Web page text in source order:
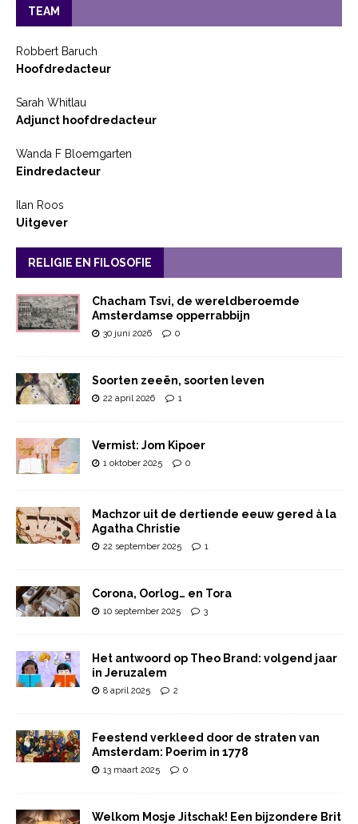
TEAM
Robbert Baruch
Hoofdredacteur
Sarah Whitlau
Adjunct hoofdredacteur
Wanda F Bloemgarten
Eindredacteur
Ilan Roos
Uitgever
RELIGIE EN FILOSOFIE
Chacham Tsvi, de wereldberoemde
Amsterdamse opperrabbijn
30 juni 2026 0
Soorten zeeën, soorten leven
22 april 2026 1
Vermist: Jom Kipoer
1 oktober 2025 0
Machzor uit de dertiende eeuw gered à la
Agatha Christie
22 september 2025 1
Corona, Oorlog… en Tora
10 september 2025 3
Het antwoord op Theo Brand: volgend jaar
in Jeruzalem
8 april 2025 2
Feestend verkleed door de straten van
Amsterdam: Poerim in 1778
13 maart 2025 0
Welkom Mosje Jitschak! Een bijzondere Brit